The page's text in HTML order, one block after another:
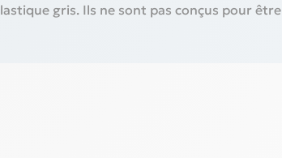
gris. Ils ne sont pas conçus pour être